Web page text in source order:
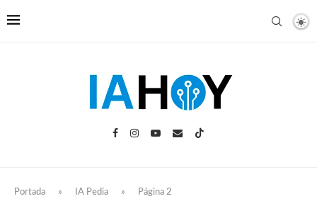
Portada » IA Pedia » Página 2